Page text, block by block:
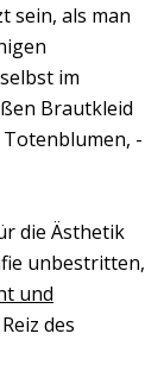
sein, als man
im
Brautkleid
-
die Ästhetik
unbestritten,
und
des